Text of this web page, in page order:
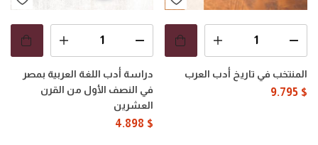
دراسة أدب اللغة العربية بمصر
في النصف الأول من القرن
العشرين
4.898 $
المنتخب في تاريخ أدب العرب
9.795 $